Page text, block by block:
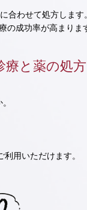
合わせて処方します
の成功率が高まりま
療と薬の処
用いただけます。